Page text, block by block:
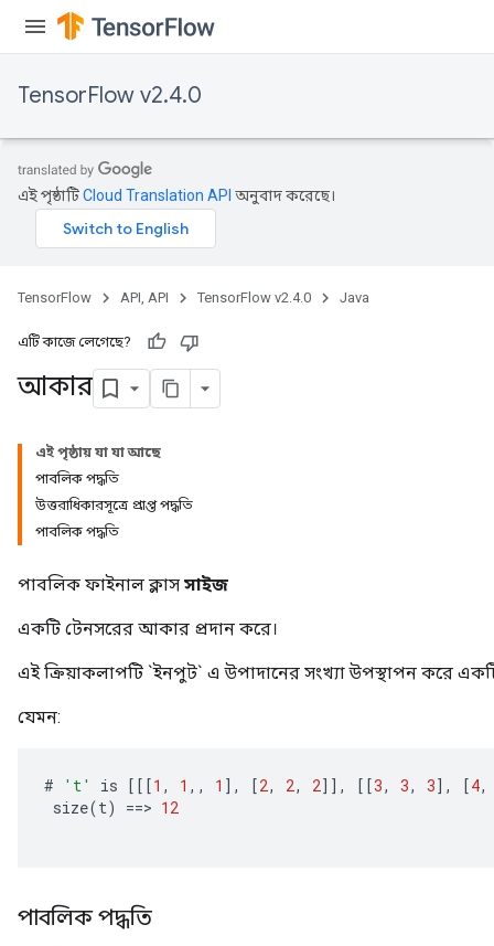
TensorFlow v2.4.0
এই পৃষ্ঠাটিCloud Translation API অনুবাদ করেছে।
TensorFlow API, API TensorFlow v2.4.0 Java
এটি কাজে লেগেছে?
আকার
এই পৃষ্ঠায় যা যা আছে
পাবলিক পদ্ধতি
উত্তরাধিকারসূত্রে প্রাপ্ত পদ্ধতি
পাবলিক পদ্ধতি
পাবলিক ফাইনাল ক্লাস সাইজ
একটি টেনসরের আকার প্রদান করে।
এই ক্রিয়াকলাপটি `ইনপুট` এ উপাদানের সংখ্যা উপস্থাপন করে একটি
যেমন:
# 't' is [[[1 , 1 ,, 1 ] , [2, 2, 2]] , [[3, 3, 3] , [4,
size(t) ==> 12
পাবলিক পদ্ধতি